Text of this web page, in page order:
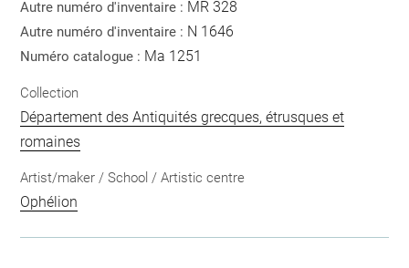
Autre numéro d'inventaire : MR 328
Autre numéro d'inventaire : N 1646
Numéro catalogue : Ma 1251
Collection
Département des Antiquités grecques, étrusques et
romaines
Artist/maker / School / Artistic centre
Ophélion